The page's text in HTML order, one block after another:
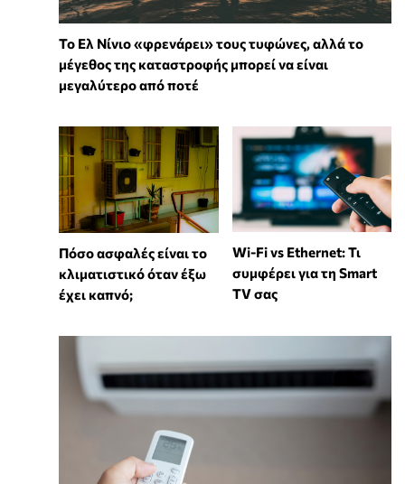
Το Ελ Νίνιο «φρενάρει» τους τυφώνες, αλλά το
μέγεθος της καταστροφής μπορεί να είναι
μεγαλύτερο από ποτέ
Πόσο ασφαλές είναι το
κλιματιστικό όταν έξω
έχει καπνό;
Wi-Fi vs Ethernet: Τι
συμφέρει για τη Smart
TV σας